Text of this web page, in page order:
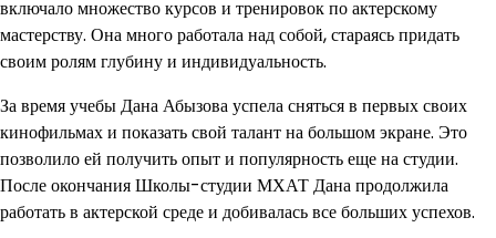
включало множество курсов и тренировок по актерскому
мастерству. Она много работала над собой, стараясь придать
своим ролям глубину и индивидуальность.
За время учебы Дана Абызова успела сняться в первых своих
кинофильмах и показать свой талант на большом экране. Это
позволило ей получить опыт и популярность еще на студии.
После окончания Школы-студии МХАТ Дана продолжила
работать в актерской среде и добивалась все больших успехов.